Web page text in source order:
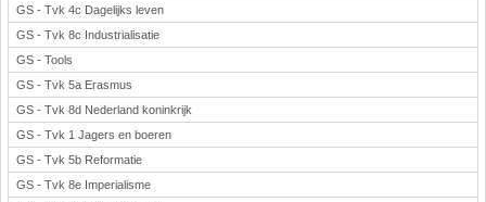
GS - Tvk 4c Dagelijks leven
GS - Tvk 8c Industrialisatie
GS - Tools
GS - Tvk 5a Erasmus
GS - Tvk 8d Nederland koninkrijk
GS - Tvk 1 Jagers en boeren
GS - Tvk 5b Reformatie
GS - Tvk 8e Imperialisme